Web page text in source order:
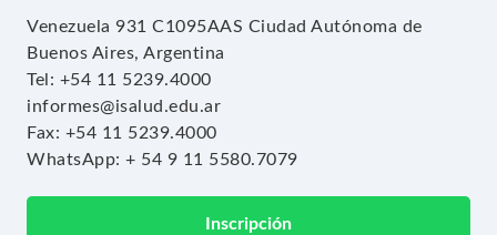
Venezuela 931 C1095AAS Ciudad Autónoma de
Buenos Aires, Argentina
Tel: +54 11 5239.4000
informes@isalud.edu.ar
Fax: +54 11 5239.4000
WhatsApp:+ 54 9 11 5580.7079
Inscripción